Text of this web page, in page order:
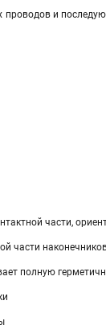
и
части,
части
полную